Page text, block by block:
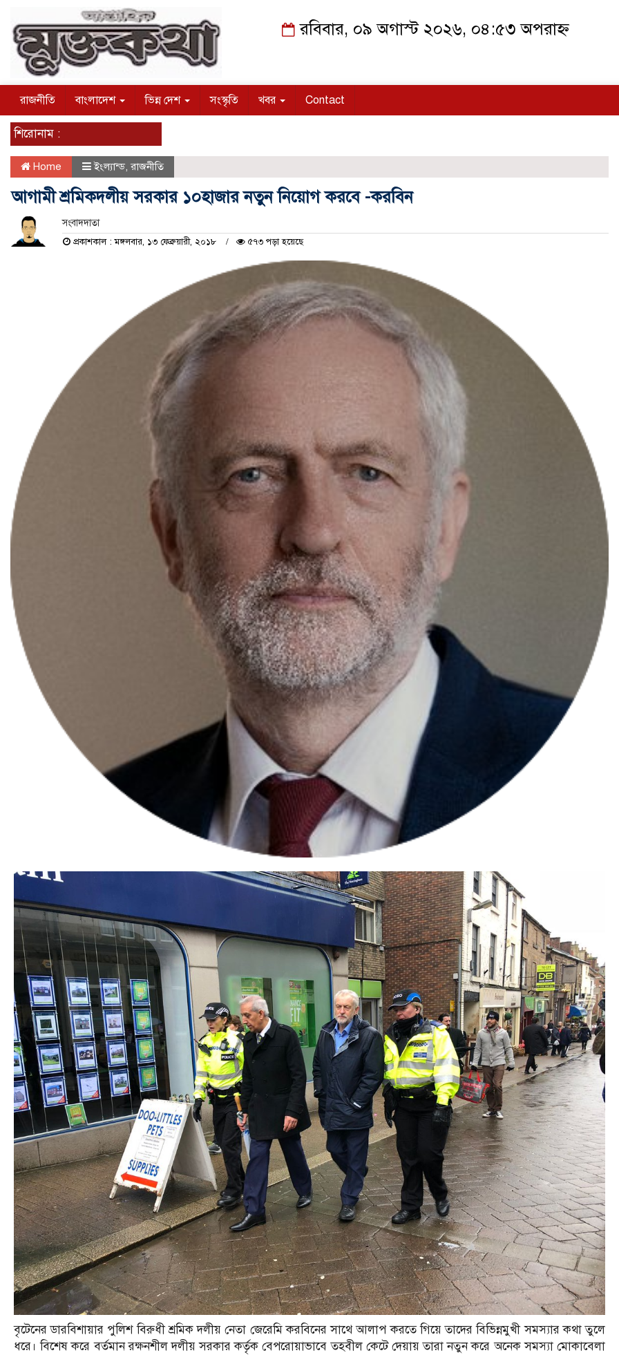
রবিবার, ০৯ অগাস্ট ২০২৬, ০৪:৫৩ অপরাহ্ন
রাজনীতি বাংলাদেশ ভিন্ন দেশ সংস্কৃতি খবর Contact
শিরোনাম :
Home ইংল্যান্ড, রাজনীতি
আগামী শ্রমিকদলীয় সরকার ১০হাজার নতুন নিয়োগ করবে -করবিন
সংবাদদাতা
প্রকাশকাল : মঙ্গলবার, ১৩ ফেব্রুয়ারী, ২০১৮ ৫৭৩ পড়া হয়েছে
বৃটেনের ডারবিশায়ার পুলিশ বিরুধী শ্রমিক দলীয় নেতা জেরেমি করবিনের সাথে আলাপ করতে গিয়ে তাদের বিভিন্নমুখী সমস্যার কথা তুলে
ধরে। বিশেষ করে বর্তমান রক্ষনশীল দলীয় সরকার কর্তৃক বেপরোয়াভাবে তহবীল কেটে দেয়ায় তারা নতুন করে অনেক সমস্যা মোকাবেলা